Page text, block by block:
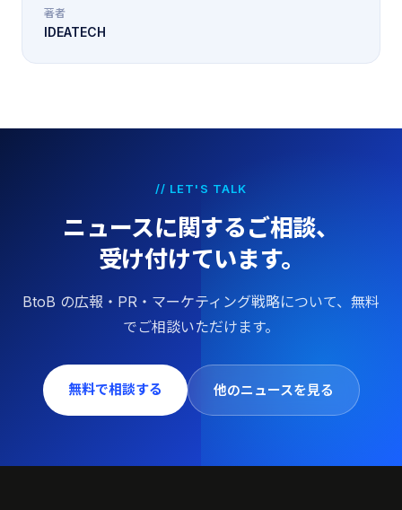
著者
IDEATECH
// LET'S TALK
ニュースに関するご相談、
受け付けています。
BtoB の広報・PR・マーケティング戦略について、無料
でご相談いただけます。
無料で相談する 他のニュースを見る